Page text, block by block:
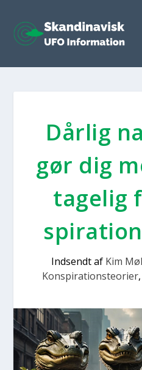
Dår­lig
gør dig
ta­ge­lig
Indsendt af Kim
Konspirationsteorier,